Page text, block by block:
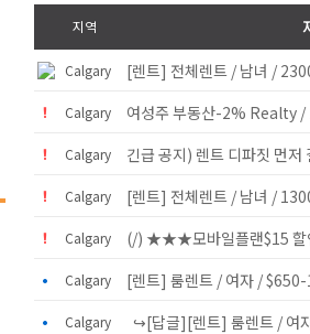
지역
Calgary [렌트] 전체렌트 / 남녀 /
Calgary 여성주 부동산-2% Realty /
Calgary
Calgary [렌트] 전체렌트 / 남녀 /
Calgary
• Calgary [렌트] 룸렌트 / 여자 /
• Calgary ↪[답글][렌트] 룸렌트 / 여